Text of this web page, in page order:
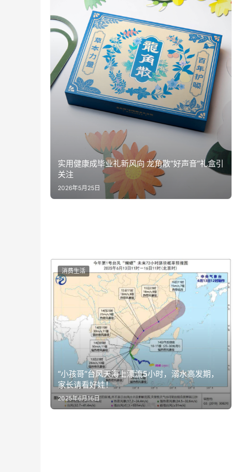
实用健康成毕业礼新风向 龙角散“好声音”礼盒引
关注
2026年5月25日
“小孩哥”台风天海上漂流5小时，溺水高发期，
家长请看好娃！
2025年6月16日
消费生活